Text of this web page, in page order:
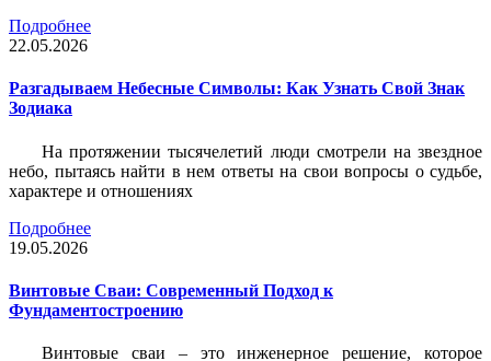
Подробнее
22.05.2026
Разгадываем Небесные Символы: Как Узнать Свой Знак
Зодиака
На протяжении тысячелетий люди смотрели на звездное
небо, пытаясь найти в нем ответы на свои вопросы о судьбе,
характере и отношениях
Подробнее
19.05.2026
Винтовые Сваи: Современный Подход к
Фундаментостроению
Винтовые сваи – это инженерное решение, которое